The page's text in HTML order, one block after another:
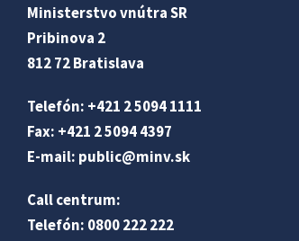
Ministerstvo vnútra SR
Pribinova 2
812 72 Bratislava
Telefón: +421 2 5094 1111
Fax: +421 2 5094 4397
E-mail: public@minv.sk
Call centrum:
Telefón: 0800 222 222